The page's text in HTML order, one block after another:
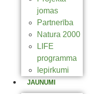
jomas
Partnerība
Natura 2000
LIFE
programma
Iepirkumi
JAUNUMI